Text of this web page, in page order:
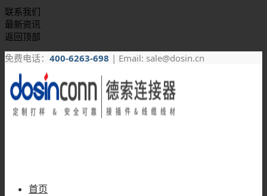
联系我们
最新资讯
返回顶部
免费电话： 400-6263-698 | Email: sale@dosin.cn
首页